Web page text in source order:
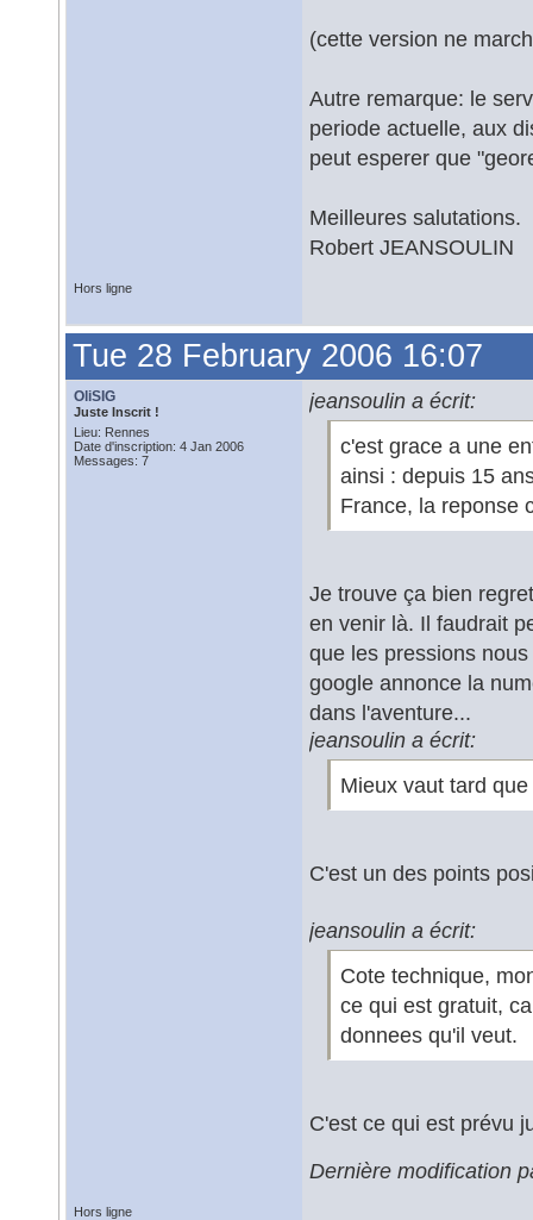
(cette version ne
Autre remarque: le
periode actuelle, aux
peut esperer que
Meilleures salutations.
Robert JEANSOULIN
Hors ligne
Tue 28 February 2006 16:07
OliSIG
Juste Inscrit !
Lieu: Rennes
Date d'inscription: 4 Jan 2006
Messages: 7
jeansoulin a écrit:
c'est grace a une
ainsi : depuis 15
France, la reponse
Je trouve ça bien
en venir là. Il faudrait
que les pressions
google annonce la
dans l'aventure...
jeansoulin a écrit:
Mieux vaut tard
C'est un des points
jeansoulin a écrit:
Cote technique,
ce qui est gratuit,
donnees qu'il veut.
C'est ce qui est prévu
Dernière modification
Hors ligne